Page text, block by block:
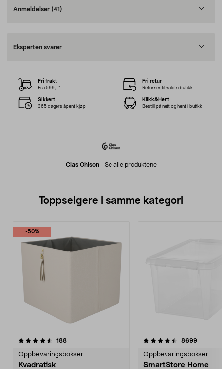
Anmeldelser (41)
Eksperten svarer
Clas Ohlson- Se alle produktene
Fri frakt
Fra 599,–*
Fri retur
Returner til valgfri butikk
Sikkert
365 dagers åpent kjøp
Klikk&Hent
Bestill på nett og hent i butikk
Toppselgere i samme kategori
-50%
188anmeldelser
Oppbevaringsbokser
Kvadratisk
4.5 av 5 stjerner 8699
Oppbevaringsbokser
SmartStore Home
4.5 av 5 stjerner